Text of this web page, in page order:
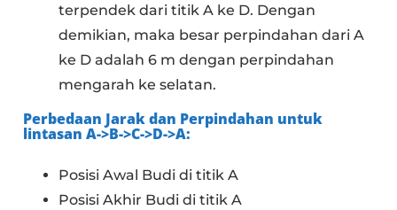
terpendek dari titik A ke D. Dengan
demikian, maka besar perpindahan dari A
ke D adalah 6 m dengan perpindahan
mengarah ke selatan.
Perbedaan Jarak dan Perpindahan untuk
lintasan A->B->C->D->A:
Posisi Awal Budi di titik A
Posisi Akhir Budi di titik A